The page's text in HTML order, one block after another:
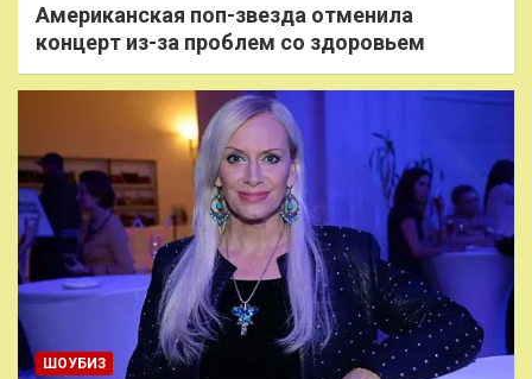
Американская поп-звезда отменила
концерт из-за проблем со здоровьем
ШОУБИЗ